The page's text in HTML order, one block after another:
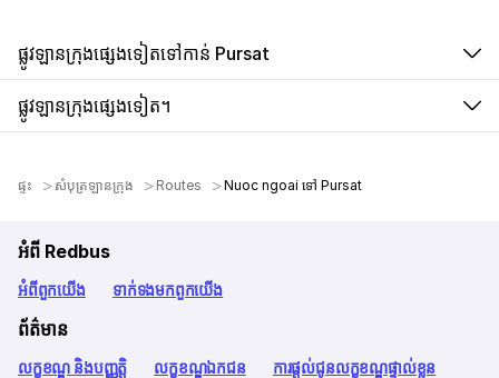
ផ្លូវឡានក្រុងផ្សេងទៀតទៅកាន់ Pursat
ផ្លូវឡានក្រុងផ្សេងទៀត។
ផ្ទះ សំបុត្រឡានក្រុង Routes Nuoc ngoai ទៅ Pursat
អំពី Redbus
អំពី​ពួក​យើង ទាក់ទង​មក​ពួក​យើង
ព័ត៌មាន
លក្ខខណ្ឌ និងបញ្ញត្តិ លក្ខខណ្ឌឯកជន ការផ្តល់ជូនលក្ខខណ្ឌផ្ទាល់ខ្លួន